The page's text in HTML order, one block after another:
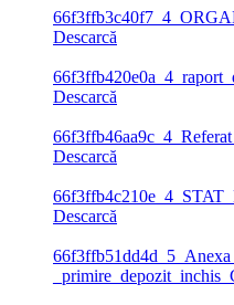
Descarcă
Descarcă
Descarcă
Descarcă